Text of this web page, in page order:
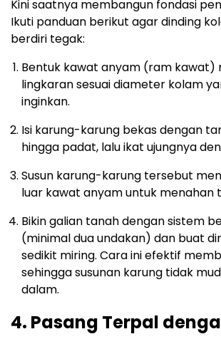
Kini saatnya membangun fondasi
Ikuti panduan berikut agar dinding
berdiri tegak:
Bentuk kawat anyam (ram kawat)
lingkaran sesuai diameter kolam
inginkan.
Isi karung-karung bekas dengan
hingga padat, lalu ikat ujungnya
Susun karung-karung tersebut
luar kawat anyam untuk menahan
Bikin galian tanah dengan sistem
(minimal dua undakan) dan buat
sedikit miring. Cara ini efektif
sehingga susunan karung tidak
dalam.
4. Pasang Terpal